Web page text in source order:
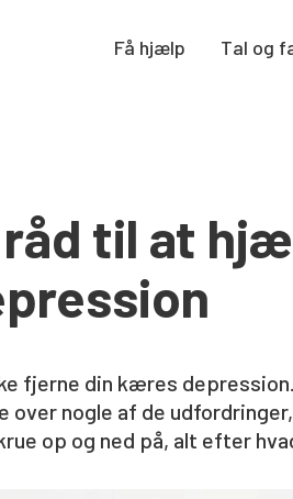
Få hjælp Tal og
råd til at
fjerne din kæres
nogle af de
op og ned på, alt efter